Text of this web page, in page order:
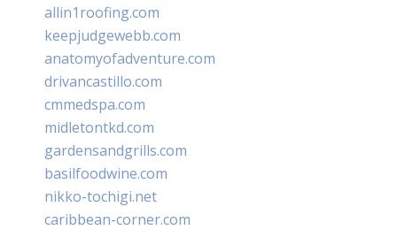
allin1roofing.com
keepjudgewebb.com
anatomyofadventure.com
drivancastillo.com
cmmedspa.com
midletontkd.com
gardensandgrills.com
basilfoodwine.com
nikko-tochigi.net
caribbean-corner.com